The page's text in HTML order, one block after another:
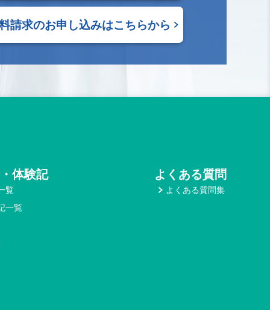
請求のお申し込みはこちらから
体験記
覧
一覧
よくある質問
よくある質問集